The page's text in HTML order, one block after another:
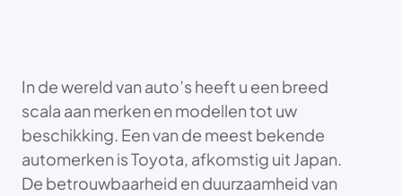
In de wereld van auto’s heeft u een breed
scala aan merken en modellen tot uw
beschikking. Een van de meest bekende
automerken is Toyota, afkomstig uit Japan.
De betrouwbaarheid en duurzaamheid van